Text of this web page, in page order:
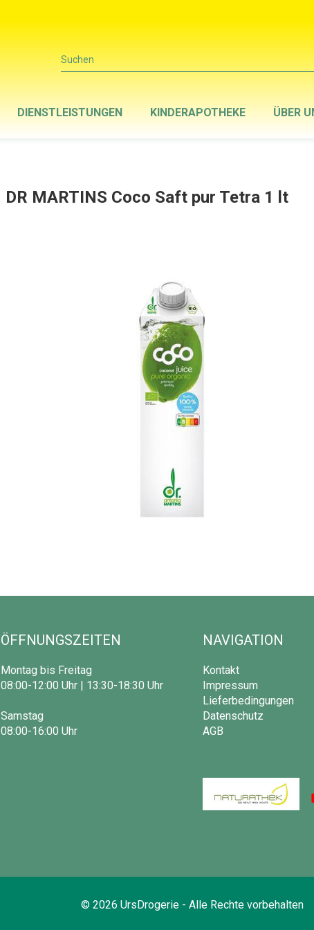
Suchen
DIENSTLEISTUNGEN KINDERAPOTHEKE ÜBER
DR MARTINS Coco Saft pur Tetra 1 lt
ÖFFNUNGSZEITEN
Montag bis Freitag
08:00-12:00 Uhr | 13:30-18:30 Uhr
Samstag
08:00-16:00 Uhr
NAVIGATION
Kontakt
Impressum
Lieferbedingungen
Datenschutz
AGB
© 2026 UrsDrogerie - Alle Rechte vorbehalten